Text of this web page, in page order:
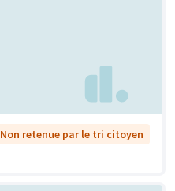
Non retenue par le tri citoyen